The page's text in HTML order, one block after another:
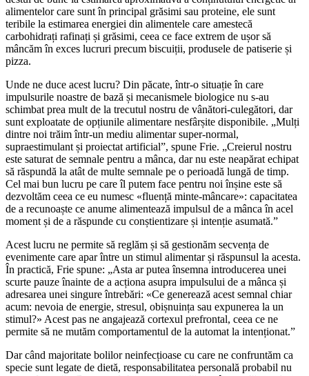
alimentelor care sunt în principal grăsimi sau proteine, ele sunt
teribile la estimarea energiei din alimentele care amestecă
carbohidrați rafinați și grăsimi, ceea ce face extrem de ușor să
mâncăm în exces lucruri precum biscuiții, produsele de patiserie și
pizza.
Unde ne duce acest lucru? Din păcate, într-o situație în care
impulsurile noastre de bază și mecanismele biologice nu s-au
schimbat prea mult de la trecutul nostru de vânători-culegători, dar
sunt exploatate de opțiunile alimentare nesfârșite disponibile. „Mulți
dintre noi trăim într-un mediu alimentar super-normal,
supraestimulant și proiectat artificial”, spune Frie. „Creierul nostru
este saturat de semnale pentru a mânca, dar nu este neapărat echipat
să răspundă la atât de multe semnale pe o perioadă lungă de timp.
Cel mai bun lucru pe care îl putem face pentru noi înșine este să
dezvoltăm ceea ce eu numesc «fluență minte-mâncare»: capacitatea
de a recunoaște ce anume alimentează impulsul de a mânca în acel
moment și de a răspunde cu conștientizare și intenție asumată.”
Acest lucru ne permite să reglăm și să gestionăm secvența de
evenimente care apar între un stimul alimentar și răspunsul la acesta.
În practică, Frie spune: „Asta ar putea însemna introducerea unei
scurte pauze înainte de a acționa asupra impulsului de a mânca și
adresarea unei singure întrebări: «Ce generează acest semnal chiar
acum: nevoia de energie, stresul, obișnuința sau expunerea la un
stimul?» Acest pas ne angajează cortexul prefrontal, ceea ce ne
permite să ne mutăm comportamentul de la automat la intenționat.”
Dar când majoritate bolilor neinfecțioase cu care ne confruntăm ca
specie sunt legate de dietă, responsabilitatea personală probabil nu